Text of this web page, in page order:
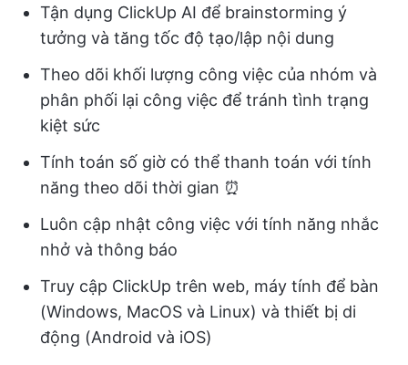
Tận dụng ClickUp AI để brainstorming ý
tưởng và tăng tốc độ tạo/lập nội dung
Theo dõi khối lượng công việc của nhóm và
phân phối lại công việc để tránh tình trạng
kiệt sức
Tính toán số giờ có thể thanh toán với tính
năng theo dõi thời gian ⏰
Luôn cập nhật công việc với tính năng nhắc
nhở và thông báo
Truy cập ClickUp trên web, máy tính để bàn
(Windows, MacOS và Linux) và thiết bị di
động (Android và iOS)